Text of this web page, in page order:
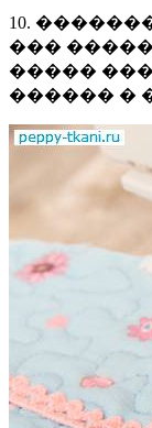
10.
���
�����
������ �